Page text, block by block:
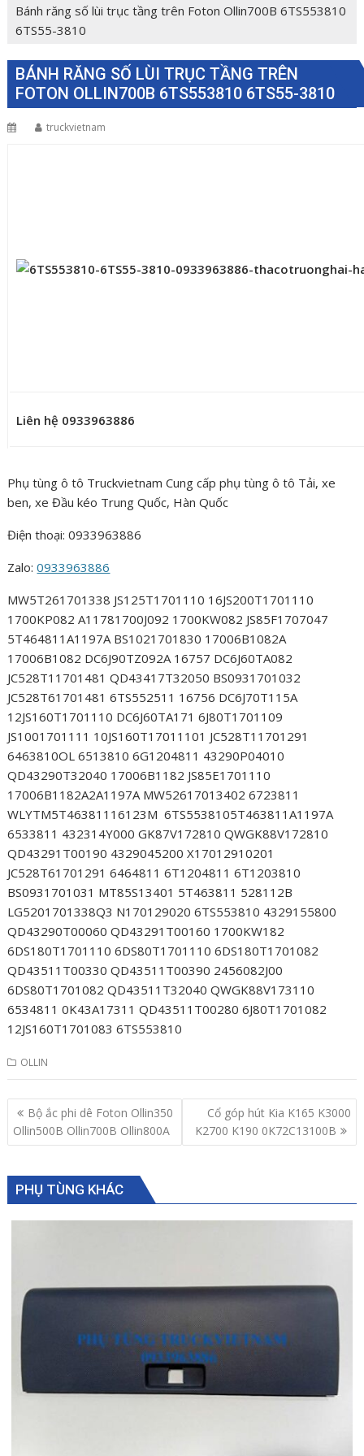
Bánh răng số lùi trục tầng trên Foton Ollin700B 6TS553810
6TS55-3810
BÁNH RĂNG SỐ LÙI TRỤC TẦNG TRÊN
FOTON OLLIN700B 6TS553810 6TS55-3810
truckvietnam
Liên hệ 0933963886
Phụ tùng ô tô Truckvietnam Cung cấp phụ tùng ô tô Tải, xe
ben, xe Đầu kéo Trung Quốc, Hàn Quốc
Điện thoại: 0933963886
Zalo:0933963886
MW5T261701338 JS125T1701110 16JS200T1701110
1700KP082 A11781700J092 1700KW082 JS85F1707047
5T464811A1197A BS1021701830 17006B1082A
17006B1082 DC6J90TZ092A 16757 DC6J60TA082
JC528T11701481 QD43417T32050 BS0931701032
JC528T61701481 6TS552511 16756 DC6J70T115A
12JS160T1701110 DC6J60TA171 6J80T1701109
JS1001701111 10JS160T17011101 JC528T11701291
6463810OL 6513810 6G1204811 43290P04010
QD43290T32040 17006B1182 JS85E1701110
17006B1182A2A1197A MW52617013402 6723811
WLYTM5T46381116123M 6TS5538105T463811A1197A
6533811 432314Y000 GK87V172810 QWGK88V172810
QD43291T00190 4329045200 X17012910201
JC528T61701291 6464811 6T1204811 6T1203810
BS0931701031 MT85S13401 5T463811 528112B
LG5201701338Q3 N170129020 6TS553810 4329155800
QD43290T00060 QD43291T00160 1700KW182
6DS180T1701110 6DS80T1701110 6DS180T1701082
QD43511T00330 QD43511T00390 2456082J00
6DS80T1701082 QD43511T32040 QWGK88V173110
6534811 0K43A17311 QD43511T00280 6J80T1701082
12JS160T1701083 6TS553810
OLLIN
Post
navigation
Bộ ắc phi dê Foton Ollin350
Ollin500B Ollin700B Ollin800A
Cổ góp hút Kia K165 K3000
K2700 K190 0K72C13100B
PHỤ TÙNG KHÁC